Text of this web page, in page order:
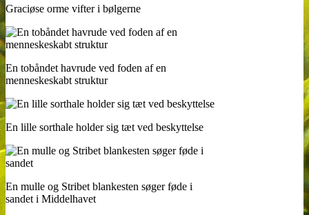
Graciøse orme vifter i bølgerne
En tobåndet havrude ved foden af en
menneskeskabt struktur
En lille sorthale holder sig tæt ved beskyttelse
En mulle og Stribet blankesten søger føde i
sandet i Middelhavet